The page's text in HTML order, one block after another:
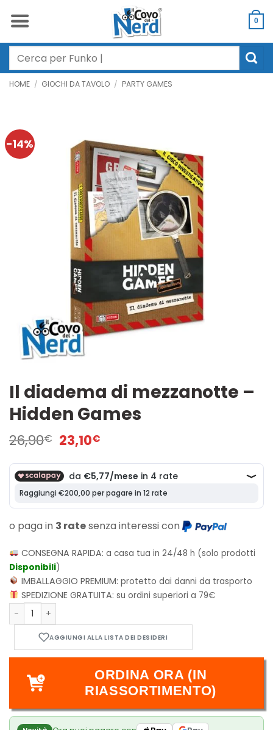
0
Cerca:
HOME / GIOCHI DA TAVOLO / PARTY GAMES
-14%
Il diadema di mezzanotte –
Hidden Games
26,90€ Il
prezzo
originale
era:
26,90€.
23,10€
attuale
è:
23,10€.
o paga in 3 ratesenza interessi con
CONSEGNA RAPIDA:a casa tua in 24/48 h (solo prodotti
Disponibili)
IMBALLAGGIO PREMIUM:protetto dai danni da trasporto
SPEDIZIONE GRATUITA:su ordini superiori a 79€
Il diadema di mezzanotte - Hidden Games quantità
ORDINA ORA (IN
RIASSORTIMENTO)